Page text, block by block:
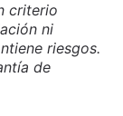
criterio
ni
riesgos.
de